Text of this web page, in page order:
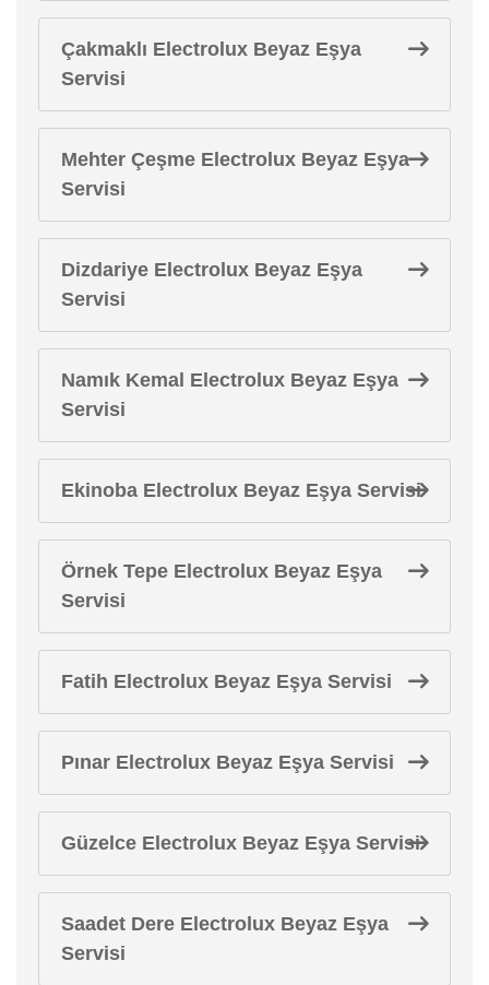
Çakmaklı Electrolux Beyaz Eşya
Servisi
Mehter Çeşme Electrolux Beyaz Eşya
Servisi
Dizdariye Electrolux Beyaz Eşya
Servisi
Namık Kemal Electrolux Beyaz Eşya
Servisi
Ekinoba Electrolux Beyaz Eşya Servisi
Örnek Tepe Electrolux Beyaz Eşya
Servisi
Fatih Electrolux Beyaz Eşya Servisi
Pınar Electrolux Beyaz Eşya Servisi
Güzelce Electrolux Beyaz Eşya Servisi
Saadet Dere Electrolux Beyaz Eşya
Servisi